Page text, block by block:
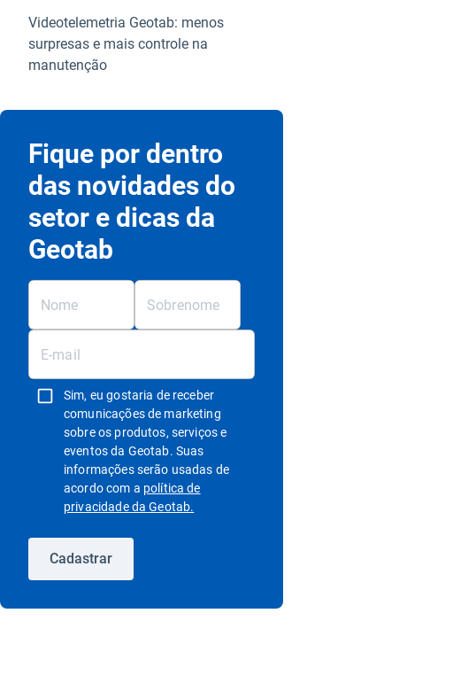
Videotelemetria Geotab: menos
surpresas e mais controle na
manutenção
Fique por dentro
das novidades do
setor e dicas da
Geotab
Sim, eu gostaria de receber
comunicações de marketing
sobre os produtos, serviços e
eventos da Geotab. Suas
informações serão usadas de
acordo com a política de
privacidade da Geotab.
Cadastrar